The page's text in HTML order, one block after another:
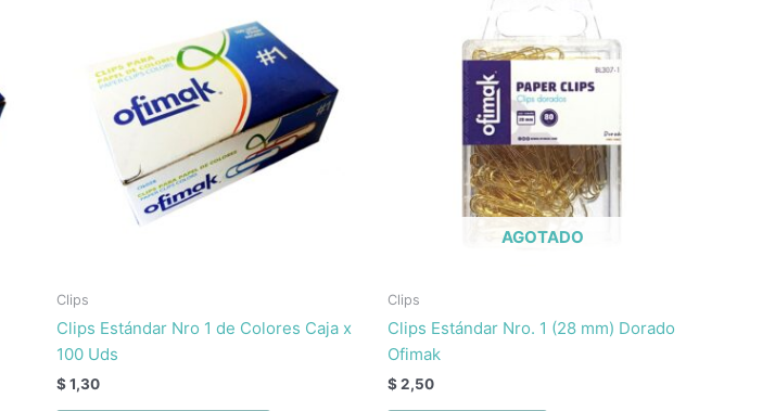
Clips
Clips Estándar Nro 1 de Colores Caja x
100 Uds
$1,30
AGOTADO
Clips
Clips Estándar Nro. 1 (28 mm) Dorado
Ofimak
$2,50